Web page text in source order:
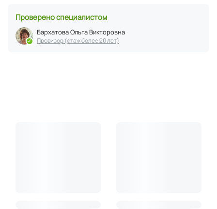
Проверено специалистом
Бархатова Ольга Викторовна
Провизор (стаж более 20 лет)